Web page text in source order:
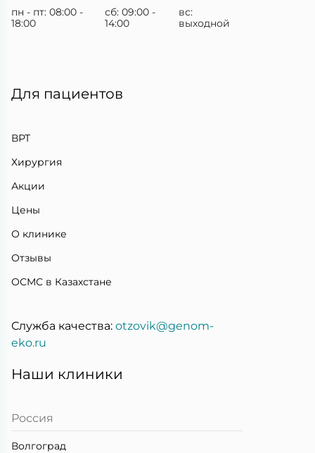
пн - пт: 08:00 -
18:00
сб: 09:00 -
14:00
вс:
выходной
Для пациентов
ВРТ
Хирургия
Акции
Цены
О клинике
Отзывы
ОСМС в Казахстане
Служба качества: otzovik@genom-
eko.ru
Наши клиники
Россия
Волгоград